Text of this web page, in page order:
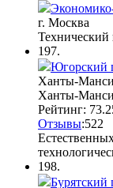
г. Москва
Технический
197.
Югорский
Ханты-
Ханты-
Рейтинг:
Отзывы:522
198.
Бурятский